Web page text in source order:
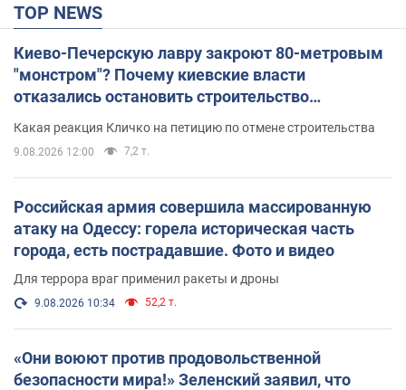
TOP NEWS
Киево-Печерскую лавру закроют 80-метровым
"монстром"? Почему киевские власти
отказались остановить строительство
Какая реакция Кличко на петицию по отмене строительства
9.08.2026 12:00 7,2 т.
Российская армия совершила массированную
атаку на Одессу: горела историческая часть
города, есть пострадавшие. Фото и видео
Для террора враг применил ракеты и дроны
9.08.2026 10:34 52,2 т.
«Они воюют против продовольственной
безопасности мира!» Зеленский заявил, что